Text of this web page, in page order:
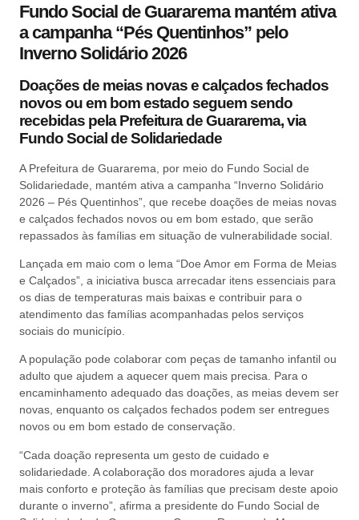
Fundo Social de Guararema mantém ativa
a campanha “Pés Quentinhos” pelo
Inverno Solidário 2026
Doações de meias novas e calçados fechados
novos ou em bom estado seguem sendo
recebidas pela Prefeitura de Guararema, via
Fundo Social de Solidariedade
A Prefeitura de Guararema, por meio do Fundo Social de
Solidariedade, mantém ativa a campanha “Inverno Solidário
2026 – Pés Quentinhos”, que recebe doações de meias novas
e calçados fechados novos ou em bom estado, que serão
repassados às famílias em situação de vulnerabilidade social.
Lançada em maio com o lema “Doe Amor em Forma de Meias
e Calçados”, a iniciativa busca arrecadar itens essenciais para
os dias de temperaturas mais baixas e contribuir para o
atendimento das famílias acompanhadas pelos serviços
sociais do município.
A população pode colaborar com peças de tamanho infantil ou
adulto que ajudem a aquecer quem mais precisa. Para o
encaminhamento adequado das doações, as meias devem ser
novas, enquanto os calçados fechados podem ser entregues
novos ou em bom estado de conservação.
“Cada doação representa um gesto de cuidado e
solidariedade. A colaboração dos moradores ajuda a levar
mais conforto e proteção às famílias que precisam deste apoio
durante o inverno”, afirma a presidente do Fundo Social de